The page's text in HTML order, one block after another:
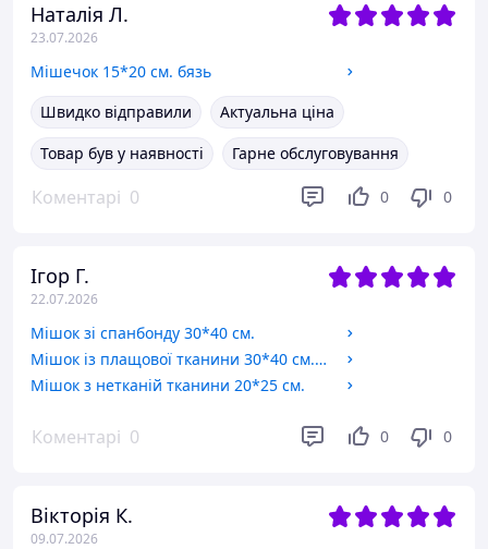
Наталія Л.
23.07.2026
Мішечок 15*20 см. бязь
Швидко відправили
Актуальна ціна
Товар був у наявності
Гарне обслуговування
Коментарі 0 0 0
Ігор Г.
22.07.2026
Мішок зі спанбонду 30*40 см.
Мішок із плащової тканини 30*40 см. чорний
Мішок з нетканій тканини 20*25 см.
Коментарі 0 0 0
Вікторія К.
09.07.2026